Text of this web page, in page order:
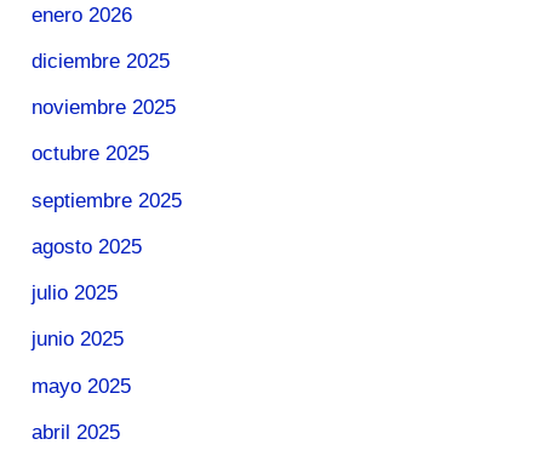
enero 2026
diciembre 2025
noviembre 2025
octubre 2025
septiembre 2025
agosto 2025
julio 2025
junio 2025
mayo 2025
abril 2025